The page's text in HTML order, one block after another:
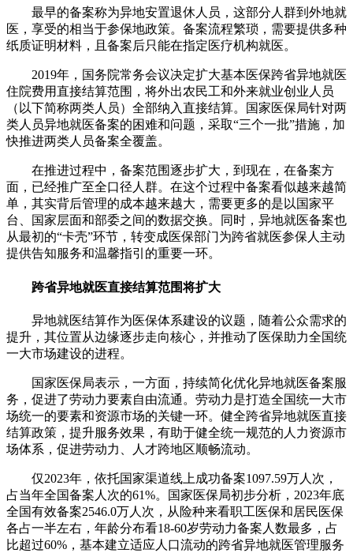
最早的备案称为异地安置退休人员，这部分人群到外地就
医，享受的相当于参保地政策。备案流程繁琐，需要提供多种
纸质证明材料，且备案后只能在指定医疗机构就医。
2019年，国务院常务会议决定扩大基本医保跨省异地就医
住院费用直接结算范围，将外出农民工和外来就业创业人员
（以下简称两类人员）全部纳入直接结算。国家医保局针对两
类人员异地就医备案的困难和问题，采取“三个一批”措施，加
快推进两类人员备案全覆盖。
在推进过程中，备案范围逐步扩大，到现在，在备案方
面，已经推广至全口径人群。在这个过程中备案看似越来越简
单，其实背后管理的成本越来越大，需要更多的是以国家平
台、国家层面和部委之间的数据交换。同时，异地就医备案也
从最初的“卡壳”环节，转变成医保部门为跨省就医参保人主动
提供告知服务和温馨指引的重要一环。
跨省异地就医直接结算范围将扩大
异地就医结算作为医保体系建设的议题，随着公众需求的
提升，其位置从边缘逐步走向核心，并推动了医保助力全国统
一大市场建设的进程。
国家医保局表示，一方面，持续简化优化异地就医备案服
务，促进了劳动力要素自由流通。劳动力是打造全国统一大市
场统一的要素和资源市场的关键一环。健全跨省异地就医直接
结算政策，提升服务效果，有助于健全统一规范的人力资源市
场体系，促进劳动力、人才跨地区顺畅流动。
仅2023年，依托国家渠道线上成功备案1097.59万人次，
占当年全国备案人次的61%。国家医保局初步分析，2023年底
全国有效备案2546.0万人次，从险种来看职工医保和居民医保
各占一半左右，年龄分布看18-60岁劳动力备案人数最多，占
比超过60%，基本建立适应人口流动的跨省异地就医管理服务